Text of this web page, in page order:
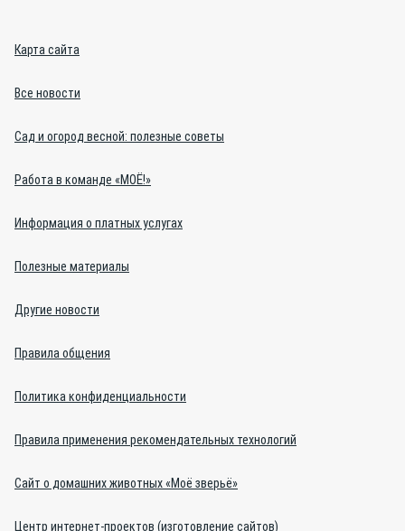
Карта сайта
Все новости
Сад и огород весной: полезные советы
Работа в команде «МОЁ!»
Информация о платных услугах
Полезные материалы
Другие новости
Правила общения
Политика конфиденциальности
Правила применения рекомендательных технологий
Сайт о домашних животных «Моё зверьё»
Центр интернет-проектов (изготовление сайтов)